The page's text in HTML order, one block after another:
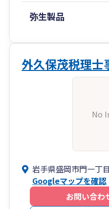
弥生製品
外久保茂税理士
No
岩手県盛岡市門一丁
Googleマップを確認
お問い合わ